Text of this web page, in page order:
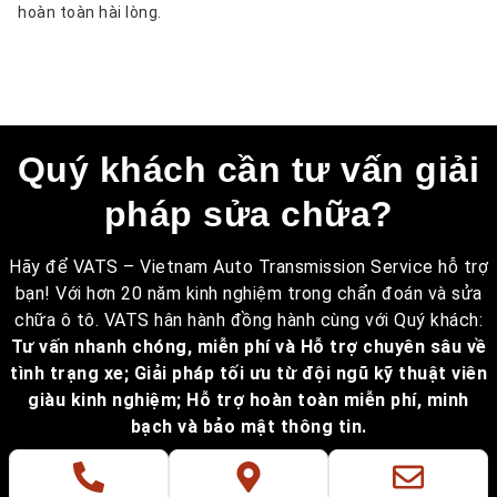
hoàn toàn hài lòng.
Quý khách cần tư vấn giải
pháp sửa chữa?
Hãy để VATS – Vietnam Auto Transmission Service hỗ trợ
bạn! Với hơn 20 năm kinh nghiệm trong chẩn đoán và sửa
chữa ô tô. VATS hân hành đồng hành cùng với Quý khách:
Tư vấn nhanh chóng, miễn phí và Hỗ trợ chuyên sâu về
tình trạng xe; Giải pháp tối ưu từ đội ngũ kỹ thuật viên
giàu kinh nghiệm; Hỗ trợ hoàn toàn miễn phí, minh
bạch và bảo mật thông tin.